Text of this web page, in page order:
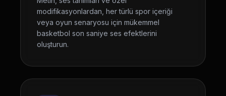
modifikasyonlardan, her türlü spor içeriği
veya oyun senaryosu için mükemmel
basketbol son saniye ses efektlerini
oluşturun.